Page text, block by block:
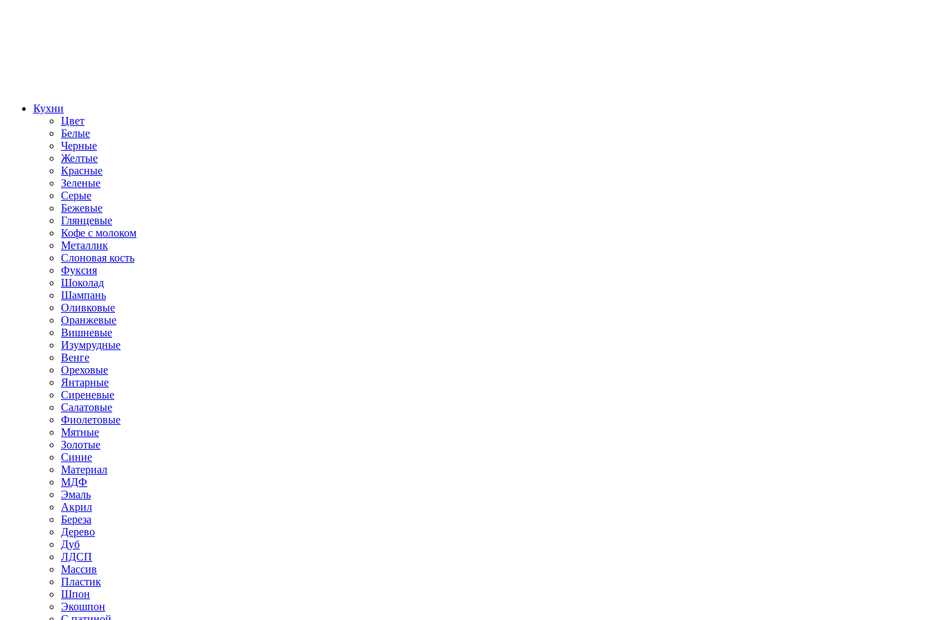
Кухни
Цвет
Белые
Черные
Желтые
Красные
Зеленые
Серые
Бежевые
Глянцевые
Кофе с молоком
Металлик
Слоновая кость
Фуксия
Шоколад
Шампань
Оливковые
Оранжевые
Вишневые
Изумрудные
Венге
Ореховые
Янтарные
Сиреневые
Салатовые
Фиолетовые
Мятные
Золотые
Синие
Материал
МДФ
Эмаль
Акрил
Береза
Дерево
Дуб
ЛДСП
Массив
Пластик
Шпон
Экошпон